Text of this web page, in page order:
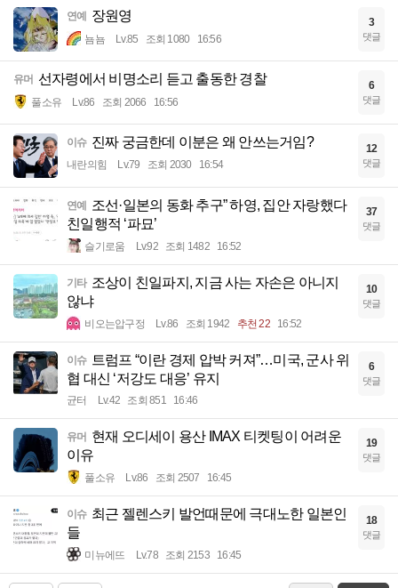
연예 장원영
뇸뇸 Lv.85 조회 1080 16:56
3
댓글
유머 선자령에서 비명소리 듣고 출동한 경찰
풀소유 Lv.86 조회 2066 16:56
6
댓글
이슈 진짜 궁금한데 이분은 왜 안쓰는거임?
내란의힘 Lv.79 조회 2030 16:54
12
댓글
연예 조선·일본의 동화 추구” 하영, 집안 자랑했다
친일행적 ‘파묘’
슬기로움 Lv.92 조회 1482 16:52
37
댓글
기타 조상이 친일파지, 지금 사는 자손은 아니지
않냐
비오는압구정 Lv.86 조회 1942 추천 22 16:52
10
댓글
이슈
트럼프 “이란 경제 압박 커져”…미국, 군사 위
협 대신 ‘저강도 대응’ 유지
균터 Lv.42 조회 851 16:46
6
댓글
유머 현재 오디세이 용산 IMAX 티켓팅이 어려운
이유
풀소유 Lv.86 조회 2507 16:45
19
댓글
이슈 최근 젤렌스키 발언때문에 극대노한 일본인
들
미뉴에뜨 Lv.78 조회 2153 16:45
18
댓글